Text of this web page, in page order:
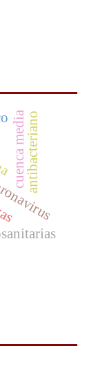
cuenca mediaantibacteriano